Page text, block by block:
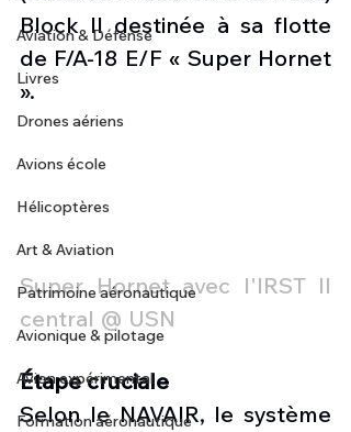
Aviation & Défense
Livres
Drones aériens
Avions école
Hélicoptères
Art & Aviation
Patrimoine aéronautique
Avionique & pilotage
Avion expérimental
Formation aéronautique
Block II destinée à sa flotte
de F/A-18 E/F « Super Hornet
».
Super Hornet avec l'IRST II
central @ USN
Étape cruciale
Selon le NAVAIR, le système